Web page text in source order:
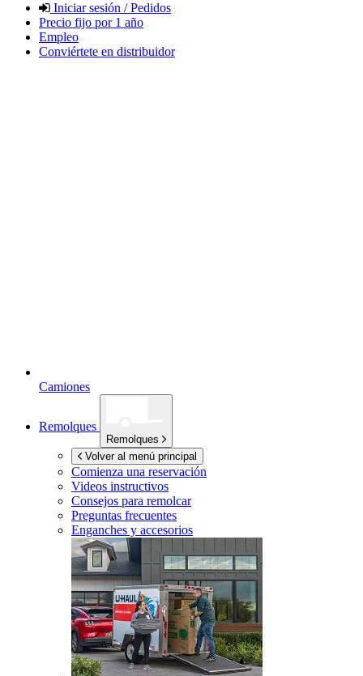
Iniciar sesión / Pedidos
Precio fijo por 1 año
Empleo
Conviértete en distribuidor
Camiones
Remolques
Remolques
Volver al menú principal
Comienza una reservación
Videos instructivos
Consejos para remolcar
Preguntas frecuentes
Enganches y accesorios